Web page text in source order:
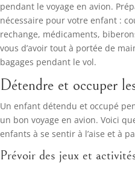
pendant le voyage en avion.
nécessaire pour votre enfant :
rechange, médicaments,
vous d’avoir tout à portée de
bagages pendant le vol.
Détendre et occuper
Un enfant détendu et occupé
un bon voyage en avion. Voici
enfants à se sentir à l’aise et à
Prévoir des jeux et